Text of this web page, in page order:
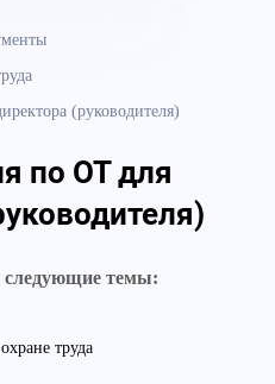
(руководителя)
по ОТ для
следующие темы:
труда